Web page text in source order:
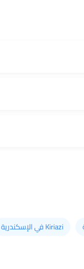
Kiriazi في الإسكندرية